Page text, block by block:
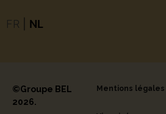
FR NL
©Groupe BEL
2026.
Mentions légales